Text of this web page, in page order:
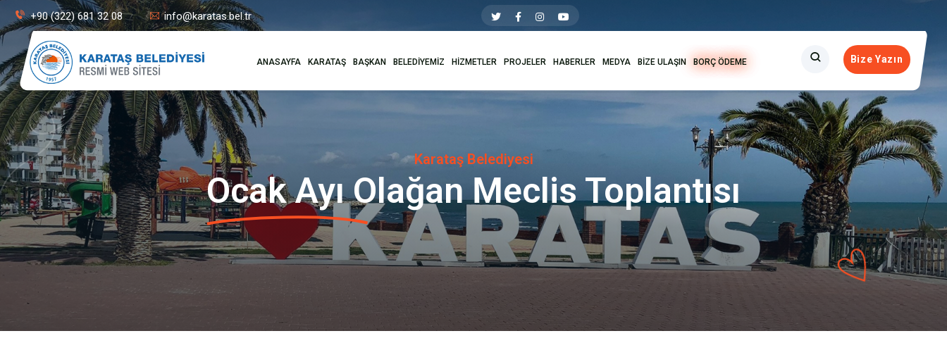
+90 (322) 681 32 08 info@karatas.bel.tr
ANASAYFA KARATAŞ BAŞKAN BELEDİYEMİZ HİZMETLER PROJELER HABERLER MEDYA BİZE ULAŞIN BORÇ ÖDEME Bize Yazın
Karataş Belediyesi
Ocak Ayı Olağan Meclis Toplantısı